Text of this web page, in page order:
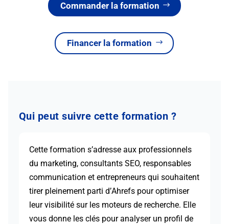
Commander la formation
Financer la formation
Qui peut suivre cette formation ?
Cette formation s’adresse aux professionnels
du marketing, consultants SEO, responsables
communication et entrepreneurs qui souhaitent
tirer pleinement parti d’Ahrefs pour optimiser
leur visibilité sur les moteurs de recherche. Elle
vous donne les clés pour analyser un profil de